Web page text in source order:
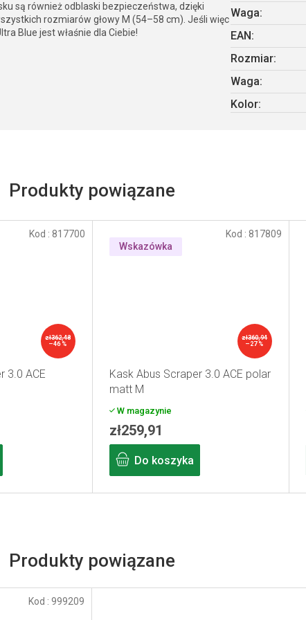
Produkty powiązane
Kod : 999209
są również odblaski bezpieczeństwa, dzięki
rozmiarów głowy M (54–58 cm). Jeśli więc
Blue jest właśnie dla Ciebie!
Waga:
EAN :
Rozmiar:
Waga:
Kolor:
zł362,48
–46 %
3.0 ACE
Kod : 817700
Wskazówka
zł360,94
–27 %
Kask Abus Scraper 3.0 ACE polar
matt M
W magazynie
zł259,91
Do koszyka
Kod : 817809